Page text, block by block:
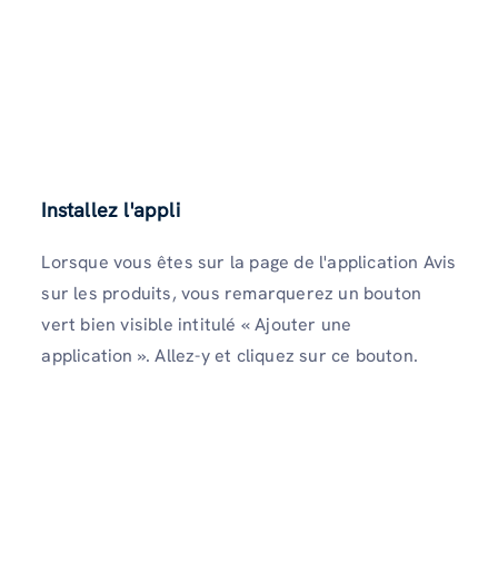
Installez l'appli
Lorsque vous êtes sur la page de l'application Avis
sur les produits, vous remarquerez un bouton
vert bien visible intitulé « Ajouter une
application ». Allez-y et cliquez sur ce bouton.